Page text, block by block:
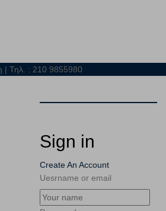
| Τηλ. : 210 9855980
Sign in
Create An Account
Uesrname or email